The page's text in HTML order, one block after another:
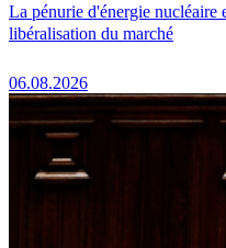
La pénurie d'énergie nucléaire
libéralisation du marché
06.08.2026